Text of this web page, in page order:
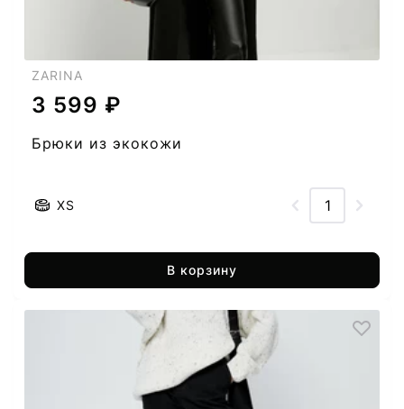
ZARINA
3 599 ₽
Брюки из экокожи
XS
В корзину